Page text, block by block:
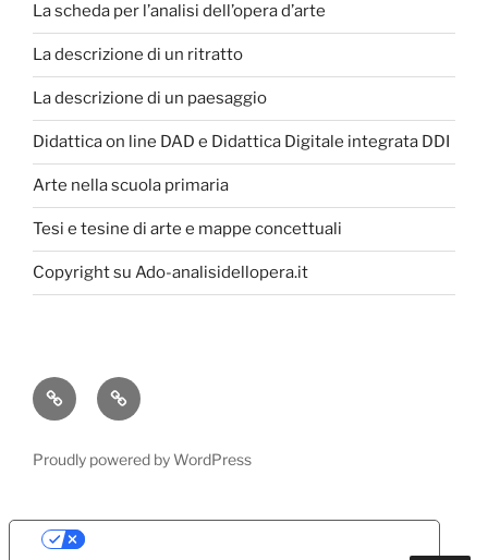
La scheda per l’analisi dell’opera d’arte
La descrizione di un ritratto
La descrizione di un paesaggio
Didattica on line DAD e Didattica Digitale integrata DDI
Arte nella scuola primaria
Tesi e tesine di arte e mappe concettuali
Copyright su Ado-analisidellopera.it
Privacy
Policy
Cookie
Poicy
Proudly powered by WordPress
Le tue preferenze relative alla privacy